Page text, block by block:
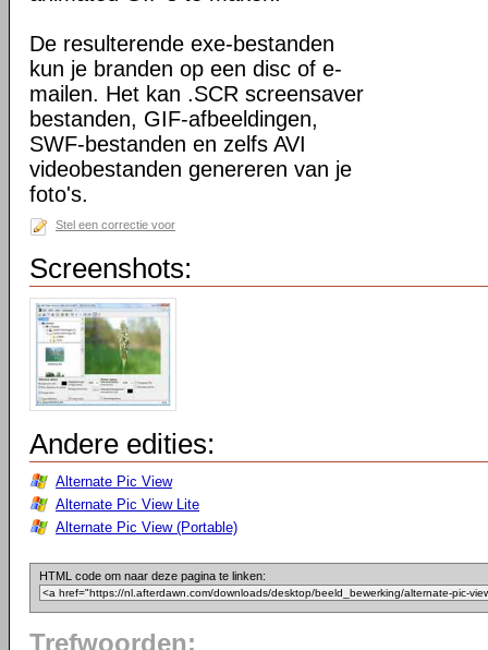
De resulterende exe-bestanden
kun je branden op een disc of e-
mailen. Het kan .SCR screensaver
bestanden, GIF-afbeeldingen,
SWF-bestanden en zelfs AVI
videobestanden genereren van je
foto's.
Stel een correctie voor
Screenshots:
Andere edities:
Alternate Pic View
Alternate Pic View Lite
Alternate Pic View (Portable)
HTML code om naar deze pagina te linken:
Trefwoorden: